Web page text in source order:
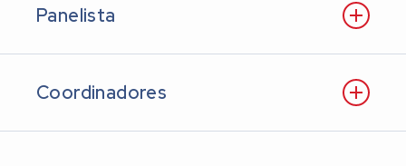
Panelista
Dr. Ricardo E. Speranza, Pte. Distrito Conurbano Oeste
Coordinadores